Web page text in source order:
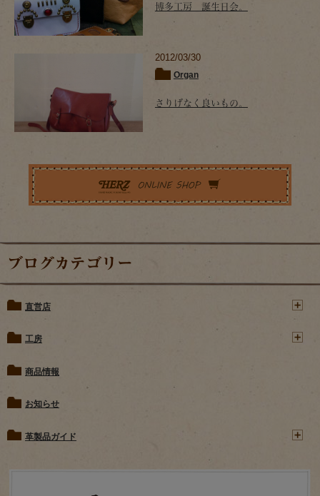
博多工房 誕生日会。
2012/03/30
Organ
さりげなく良いもの。
ブログカテゴリー
直営店
工房
商品情報
お知らせ
革製品ガイド